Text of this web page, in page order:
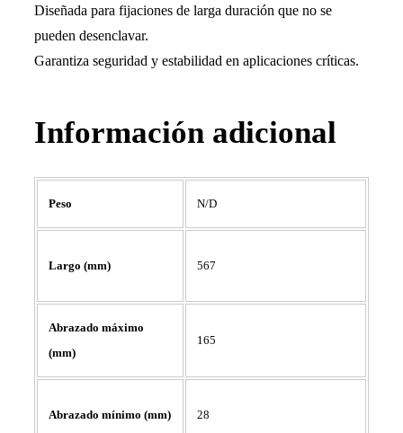
Diseñada para fijaciones de larga duración que no se
pueden desenclavar.
Garantiza seguridad y estabilidad en aplicaciones críticas.
Información adicional
Peso N/D
Largo (mm) 567
Abrazado máximo
(mm)
165
Abrazado mínimo (mm) 28